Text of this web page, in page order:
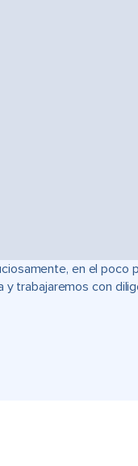
en el poco
trabajaremos con